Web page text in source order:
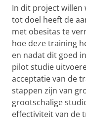
In dit project willen
tot doel heeft de
met obesitas te
hoe deze training
en nadat dit goed
pilot studie
acceptatie van de
stappen zijn van
grootschalige
effectiviteit van de